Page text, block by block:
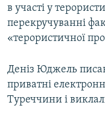
в участі у
перекручуванні
«терористичної
Деніз Юджель
приватні
Туреччини і